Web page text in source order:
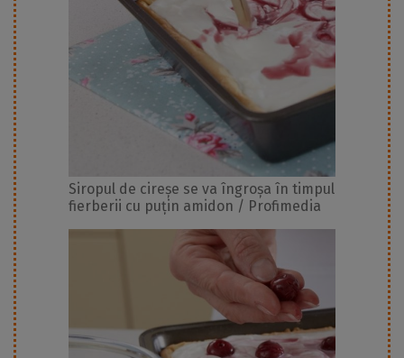
Siropul de cireșe se va îngroșa în timpul
fierberii cu puțin amidon / Profimedia